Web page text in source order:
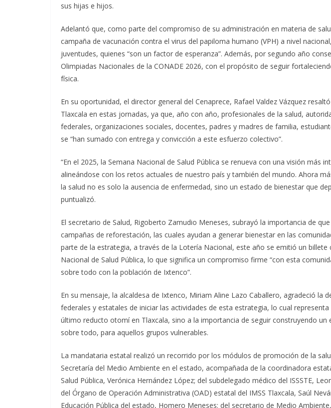
sus hijas e hijos.
Adelantó que, como parte del compromiso de su administración en materia de
campaña de vacunación contra el virus del papiloma humano (VPH) a nivel
juventudes, quienes “son un factor de esperanza”. Además, por segundo año
Olimpiadas Nacionales de la CONADE 2026, con el propósito de seguir
física.
En su oportunidad, el director general del Cenaprece, Rafael Valdez Vázquez
Tlaxcala en estas jornadas, ya que, año con año, profesionales de la salud,
federales, organizaciones sociales, docentes, padres y madres de familia,
se “han sumado con entrega y convicción a este esfuerzo colectivo”.
“En el 2025, la Semana Nacional de Salud Pública se renueva con una visión más
alineándose con los retos actuales de nuestro país y también del mundo. Ahora
la salud no es solo la ausencia de enfermedad, sino un estado de bienestar que
puntualizó.
El secretario de Salud, Rigoberto Zamudio Meneses, subrayó la importancia de
campañas de reforestación, las cuales ayudan a generar bienestar en las
parte de la estrategia, a través de la Lotería Nacional, este año se emitió un
Nacional de Salud Pública, lo que significa un compromiso firme “con esta
sobre todo con la población de Ixtenco”.
En su mensaje, la alcaldesa de Ixtenco, Miriam Aline Lazo Caballero, agradeció la
federales y estatales de iniciar las actividades de esta estrategia, lo cual
último reducto otomí en Tlaxcala, sino a la importancia de seguir construyendo un
sobre todo, para aquellos grupos vulnerables.
La mandataria estatal realizó un recorrido por los módulos de promoción de la
Secretaría del Medio Ambiente en el estado, acompañada de la coordinadora
Salud Pública, Verónica Hernández López; del subdelegado médico del ISSSTE,
del Órgano de Operación Administrativa (OAD) estatal del IMSS Tlaxcala, Saúl
Educación Pública del estado, Homero Meneses: del secretario de Medio